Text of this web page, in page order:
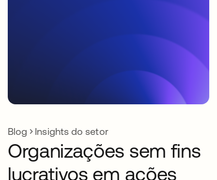
Blog Insights do setor
Organizações sem fins
lucrativos em ações